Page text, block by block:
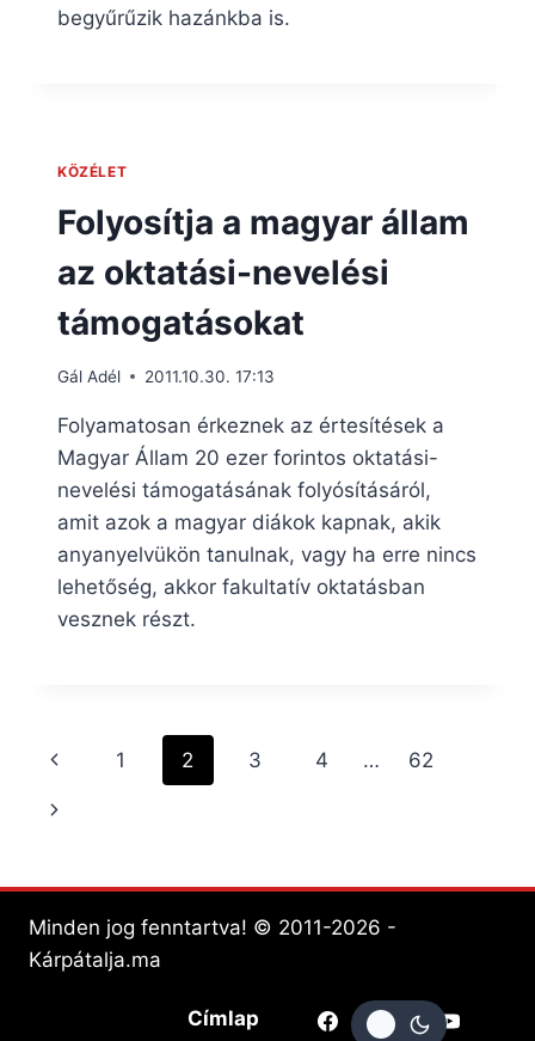
begyűrűzik hazánkba is.
KÖZÉLET
Folyosítja a magyar állam
az oktatási-nevelési
támogatásokat
Gál Adél 2011.10.30. 17:13
Folyamatosan érkeznek az értesítések a
Magyar Állam 20 ezer forintos oktatási-
nevelési támogatásának folyósításáról,
amit azok a magyar diákok kapnak, akik
anyanyelvükön tanulnak, vagy ha erre nincs
lehetőség, akkor fakultatív oktatásban
vesznek részt.
Page
navigation
Previous
Page
1 2 3 4 … 62
Next
Minden jog fenntartva! © 2011-2026 -
Kárpátalja.ma
Címlap